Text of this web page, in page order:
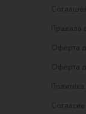
Правила
Оферта
Оферта